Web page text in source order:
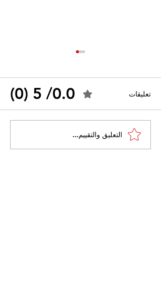
القضاء الإداري يقضي بحل
نقابة "كنابست"
تعليقات 0.0/ 5 (0)
التعليق والتقييم...